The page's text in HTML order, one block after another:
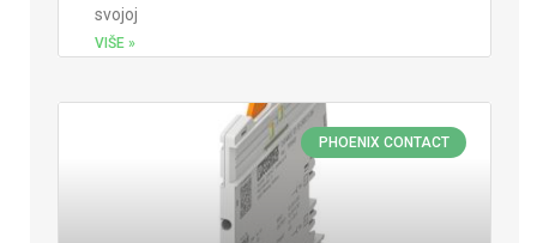
svojoj
VIŠE »
PHOENIX CONTACT